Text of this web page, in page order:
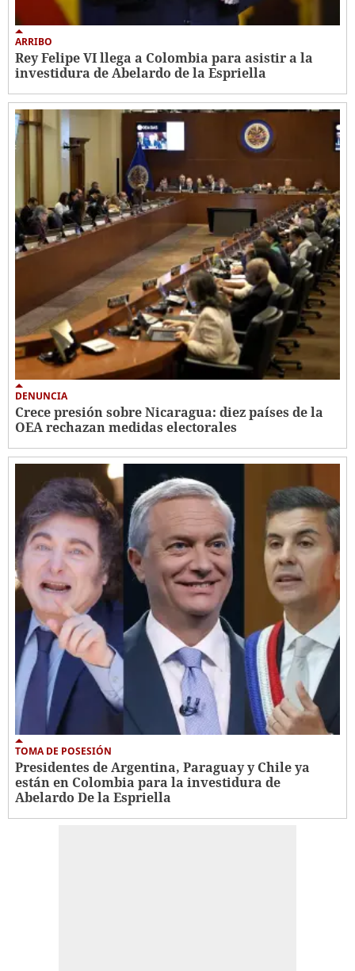
ARRIBO
Rey Felipe VI llega a Colombia para asistir a la
investidura de Abelardo de la Espriella
DENUNCIA
Crece presión sobre Nicaragua: diez países de la
OEA rechazan medidas electorales
TOMA DE POSESIÓN
Presidentes de Argentina, Paraguay y Chile ya
están en Colombia para la investidura de
Abelardo De la Espriella